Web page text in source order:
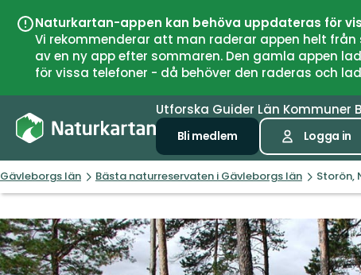
Naturkartan-appen kan behöva uppdateras för
Vi rekommenderar att man raderar appen helt
av en ny app efter sommaren. Den gamla appen
för vissa telefoner - då behöver den raderas och
Utforska Guider Län Kommuner
Bli medlem Logga in
Gävleborgs län Bästa naturreservaten i Gävleborgs län Storön,